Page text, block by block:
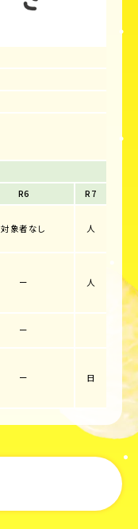
R6
R7
対象者なし 人
ー 人
ー
ー 日